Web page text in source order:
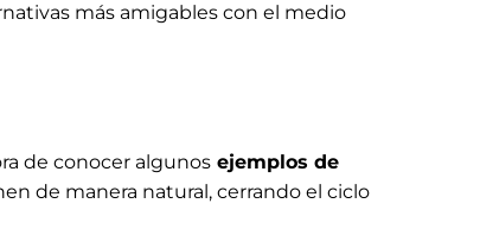
más amigables con el medio
de conocer algunos ejemplos de
de manera natural, cerrando el ciclo